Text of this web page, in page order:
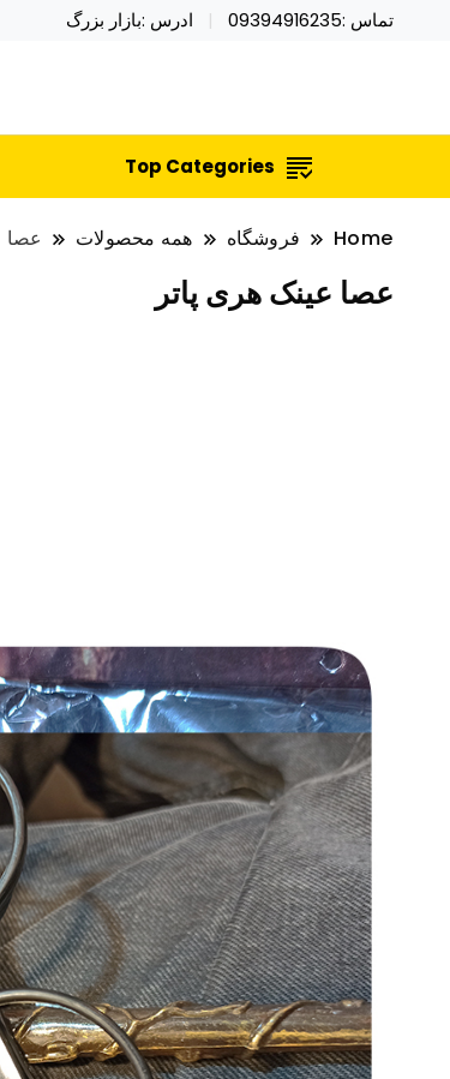
تماس :09394916235 ادرس :بازار بزرگ
نایکر توی فروش عمده
خرید محصولات خاص فیجت اسباب بازی
Top Categories
Home فروشگاه همه محصولات عصا
عصا عینک هری پاتر